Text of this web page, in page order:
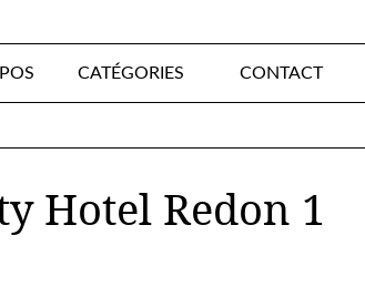
CATÉGORIES CONTACT
Hotel Redon 1